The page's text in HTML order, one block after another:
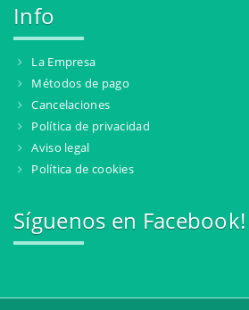
Info
La Empresa
Métodos de pago
Cancelaciones
Política de privacidad
Aviso legal
Política de cookies
Síguenos en Facebook!